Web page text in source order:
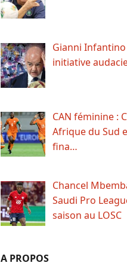
Gianni
initiative
CAN féminine :
Afrique du Sud
fina…
Chancel
Saudi Pro
saison au LOSC
A PROPOS